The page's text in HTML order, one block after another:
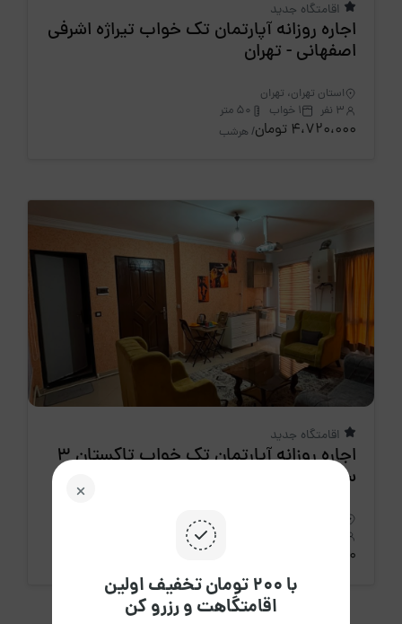
اقامتگاه جدید
اجاره روزانه آپارتمان تک خواب تیراژه اشرفی
اصفهانی - تهران
استان تهران، تهران
3 نفر
1 خواب 50 متر
4،720،000 تومان / هرشب
اقامتگاه جدید
اجاره روزانه آپارتمان تک خواب تاکستان 3
ستارخان - تهران
4،100،000 تومان
با ۲۰۰ تومان تخفیف اولین
اقامتگاهت و رزرو کن